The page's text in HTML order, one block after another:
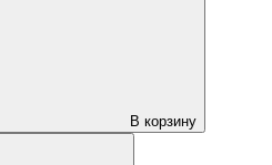
В корзину